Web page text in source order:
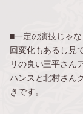
■一定の演技じゃ
回変化もあるし見
リの良い三平さん
ハンスと北村さん
きです。